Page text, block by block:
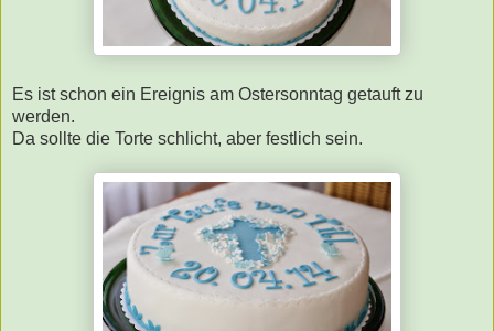
Es ist schon ein Ereignis am Ostersonntag getauft zu
werden.
Da sollte die Torte schlicht, aber festlich sein.